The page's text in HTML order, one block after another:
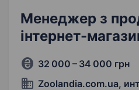
Менеджер з
інтернет-
32 000 – 34 000 грн
Zoolandia.com.ua,